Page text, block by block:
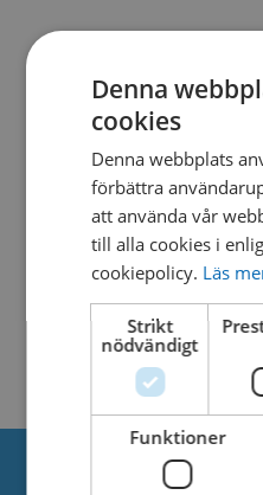
SIMILAR
No related
Kjell Parmborn
Denna
cookies
Denna webbplats
förbättra
att använda vår
till alla cookies i
cookiepolicy. Läs
Strikt
nödvändigt
Funktioner